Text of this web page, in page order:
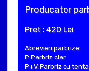
Producator
Pret : 420 Lei
Abrevieri parbrize:
P:Parbriz clar
P+V:Parbriz cu